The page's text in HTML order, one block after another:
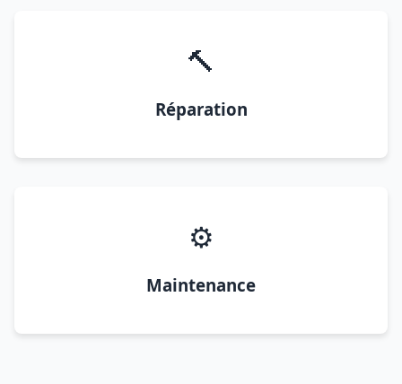
🔨
Réparation
⚙️
Maintenance